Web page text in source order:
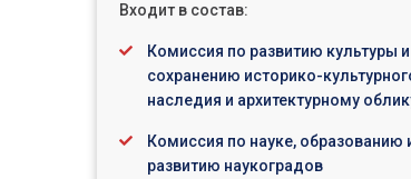
Входит в состав:
Комиссия по развитию культуры
сохранению историко-
наследия и архитектурному
Комиссия по науке, образованию
развитию наукоградов